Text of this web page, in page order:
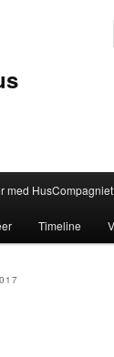
med HusCompagniet
Timeline